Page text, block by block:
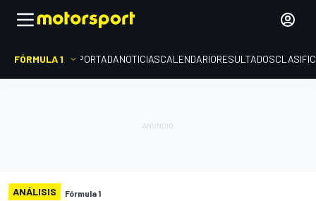
FÓRMULA 1 PORTADANOTICIASCALENDARIORESULTADOS
ANÁLISIS Fórmula 1